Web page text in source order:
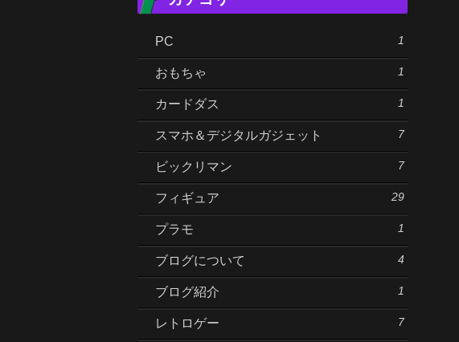
PC 1
おもちゃ 1
カードダス 1
スマホ＆デジタルガジェット 7
ビックリマン 7
フィギュア 29
プラモ 1
ブログについて 4
ブログ紹介 1
レトロゲー 7